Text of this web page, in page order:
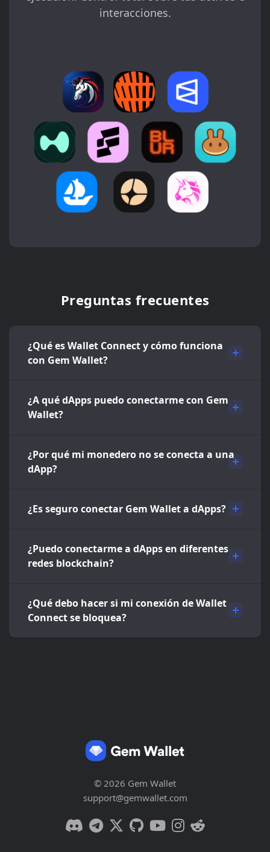
interacciones.
Preguntas frecuentes
¿Qué es Wallet Connect y cómo funciona
con Gem Wallet?
¿A qué dApps puedo conectarme con Gem
Wallet?
¿Por qué mi monedero no se conecta a una
dApp?
¿Es seguro conectar Gem Wallet a dApps?
¿Puedo conectarme a dApps en diferentes
redes blockchain?
¿Qué debo hacer si mi conexión de Wallet
Connect se bloquea?
© 2026 Gem Wallet
support@gemwallet.com